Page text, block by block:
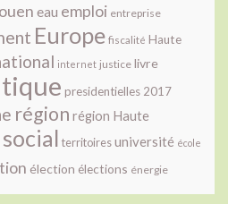
eau emploi entreprise
Europe fiscalité Haute
internet justice livre
presidentielles 2017
région région Haute
social territoiresuniversité école
élection élections énergie